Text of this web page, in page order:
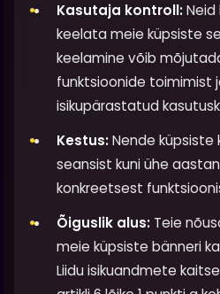
Kasutaja kontroll:
keelata meie küpsiste
keelamine võib
funktsioonide toimimist
isikupärastatud
Kestus:Nende küpsiste
seansist kuni ühe
konkreetsest
Õiguslik alus: Teie
meie küpsiste bänneri
Liidu isikuandmete